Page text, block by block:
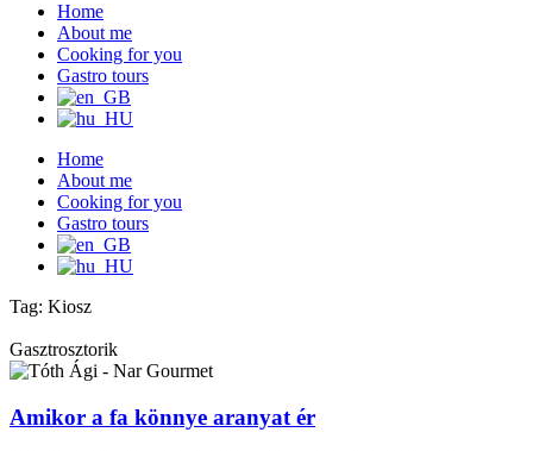
Home
About me
Cooking for you
Gastro tours
Home
About me
Cooking for you
Gastro tours
Tag: Kiosz
Gasztrosztorik
Amikor a fa könnye aranyat ér